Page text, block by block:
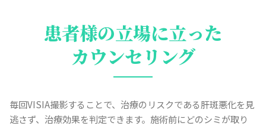
患者様の立場に立った
カウンセリング
毎回VISIA撮影することで、治療のリスクである肝斑悪化を見
逃さず、治療効果を判定できます。施術前にどのシミが取り